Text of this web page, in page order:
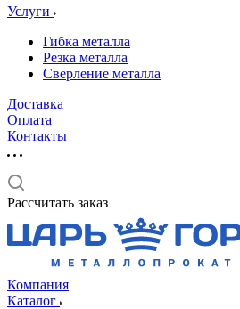
Услуги
Гибка металла
Резка металла
Сверление металла
Доставка
Оплата
Контакты
Рассчитать заказ
Компания
Каталог